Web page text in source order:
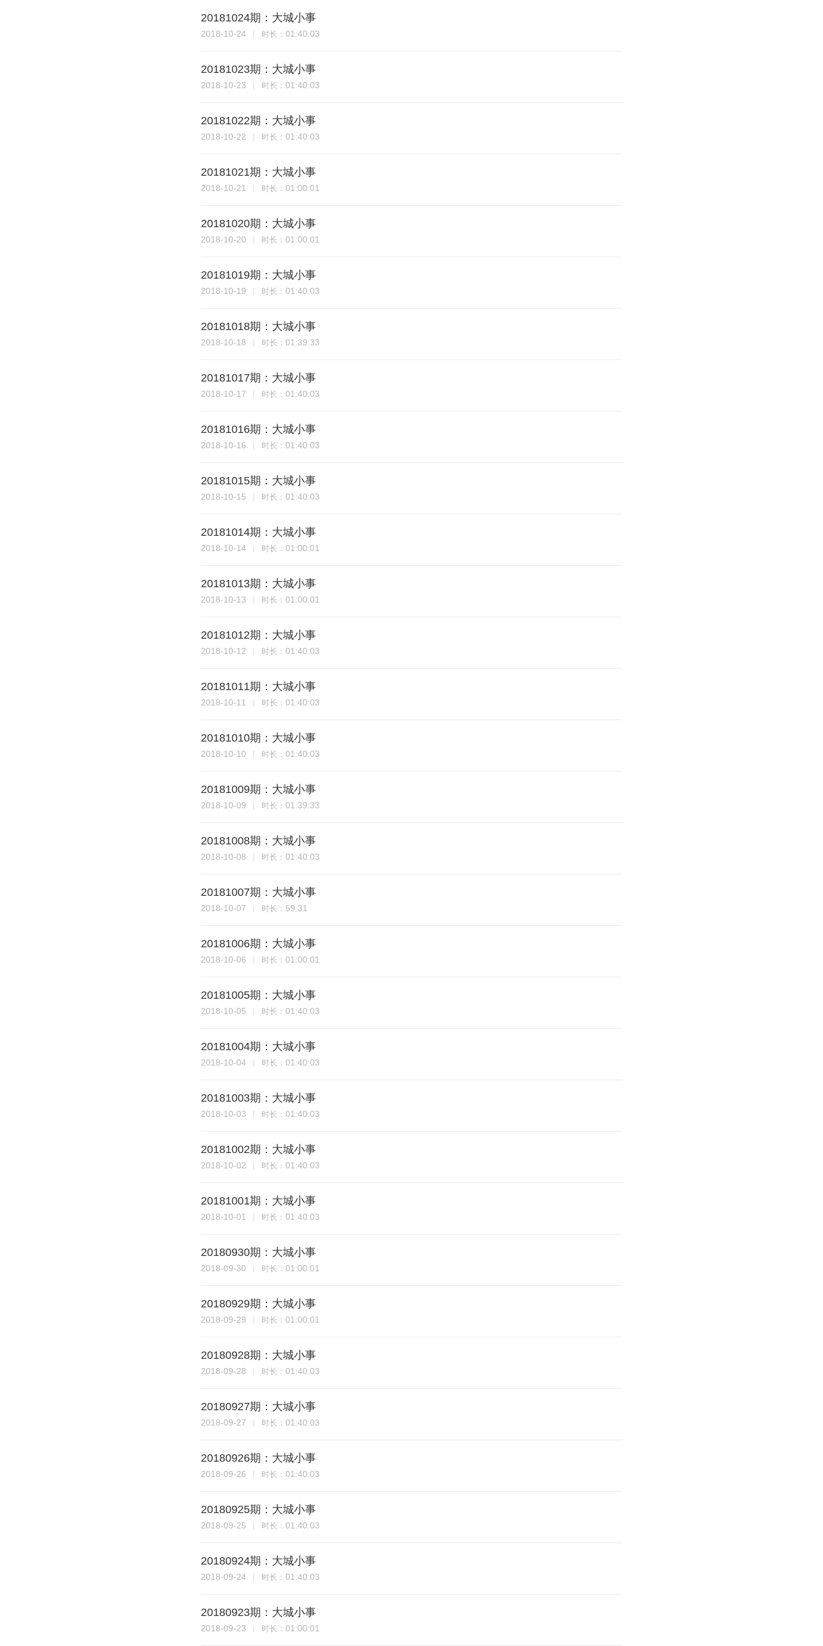
20181024期：大城小事
2018-10-24 时长： 01:40:03
20181023期：大城小事
2018-10-23 时长： 01:40:03
20181022期：大城小事
2018-10-22 时长： 01:40:03
20181021期：大城小事
2018-10-21 时长： 01:00:01
20181020期：大城小事
2018-10-20 时长： 01:00:01
20181019期：大城小事
2018-10-19 时长： 01:40:03
20181018期：大城小事
2018-10-18 时长： 01:39:33
20181017期：大城小事
2018-10-17 时长： 01:40:03
20181016期：大城小事
2018-10-16 时长： 01:40:03
20181015期：大城小事
2018-10-15 时长： 01:40:03
20181014期：大城小事
2018-10-14 时长： 01:00:01
20181013期：大城小事
2018-10-13 时长： 01:00:01
20181012期：大城小事
2018-10-12 时长： 01:40:03
20181011期：大城小事
2018-10-11 时长： 01:40:03
20181010期：大城小事
2018-10-10 时长： 01:40:03
20181009期：大城小事
2018-10-09 时长： 01:39:33
20181008期：大城小事
2018-10-08 时长： 01:40:03
20181007期：大城小事
2018-10-07 时长： 59:31
20181006期：大城小事
2018-10-06 时长： 01:00:01
20181005期：大城小事
2018-10-05 时长： 01:40:03
20181004期：大城小事
2018-10-04 时长： 01:40:03
20181003期：大城小事
2018-10-03 时长： 01:40:03
20181002期：大城小事
2018-10-02 时长： 01:40:03
20181001期：大城小事
2018-10-01 时长： 01:40:03
20180930期：大城小事
2018-09-30 时长： 01:00:01
20180929期：大城小事
2018-09-29 时长： 01:00:01
20180928期：大城小事
2018-09-28 时长： 01:40:03
20180927期：大城小事
2018-09-27 时长： 01:40:03
20180926期：大城小事
2018-09-26 时长： 01:40:03
20180925期：大城小事
2018-09-25 时长： 01:40:03
20180924期：大城小事
2018-09-24 时长： 01:40:03
20180923期：大城小事
2018-09-23 时长： 01:00:01